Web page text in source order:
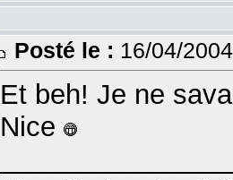
Posté le : 16/04/
Et beh! Je ne
Nice